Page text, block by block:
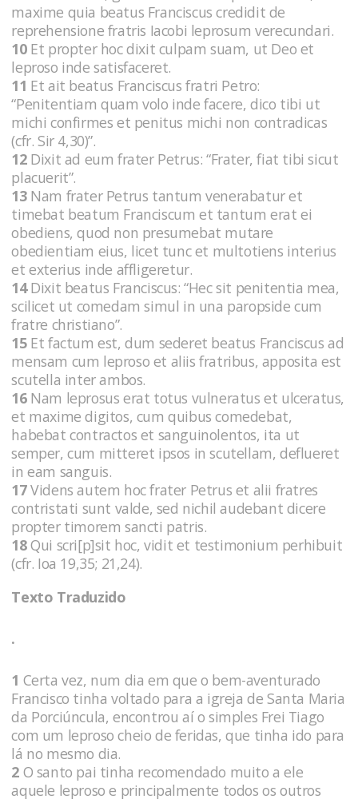
maxime quia beatus Franciscus credidit de
reprehensione fratris Iacobi leprosum verecundari.
10Et propter hoc dixit culpam suam, ut Deo et
leproso inde satisfaceret.
11 Et ait beatus Franciscus fratri Petro:
“Penitentiam quam volo inde facere, dico tibi ut
michi confirmes et penitus michi non contradicas
(cfr. Sir 4,30)”.
12Dixit ad eum frater Petrus: “Frater, fiat tibi sicut
placuerit”.
13Nam frater Petrus tantum venerabatur et
timebat beatum Franciscum et tantum erat ei
obediens, quod non presumebat mutare
obedientiam eius, licet tunc et multotiens interius
et exterius inde affligeretur.
14Dixit beatus Franciscus: “Hec sit penitentia mea,
scilicet ut comedam simul in una paropside cum
fratre christiano”.
15Et factum est, dum sederet beatus Franciscus ad
mensam cum leproso et aliis fratribus, apposita est
scutella inter ambos.
16Nam leprosus erat totus vulneratus et ulceratus,
et maxime digitos, cum quibus comedebat,
habebat contractos et sanguinolentos, ita ut
semper, cum mitteret ipsos in scutellam, deflueret
in eam sanguis.
17Videns autem hoc frater Petrus et alii fratres
contristati sunt valde, sed nichil audebant dicere
propter timorem sancti patris.
18Qui scri[p]sit hoc, vidit et testimonium perhibuit
(cfr. Ioa 19,35; 21,24).
Texto Traduzido
.
1 Certa vez, num dia em que o bem-aventurado
Francisco tinha voltado para a igreja de Santa Maria
da Porciúncula, encontrou aí o simples Frei Tiago
com um leproso cheio de feridas, que tinha ido para
lá no mesmo dia.
2 O santo pai tinha recomendado muito a ele
aquele leproso e principalmente todos os outros